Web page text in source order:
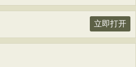
立即打开